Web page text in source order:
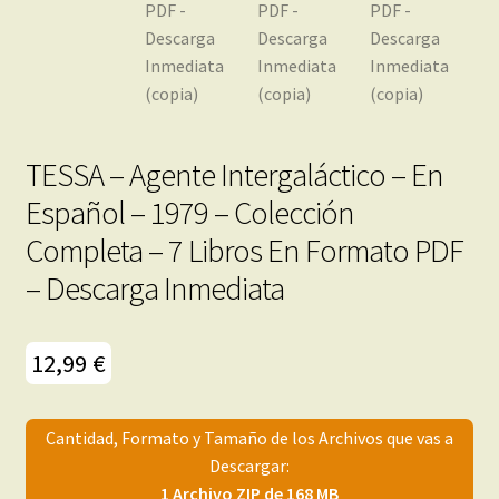
TESSA – Agente Intergaláctico – En
Español – 1979 – Colección
Completa – 7 Libros En Formato PDF
– Descarga Inmediata
12,99 €
Cantidad, Formato y Tamaño de los Archivos que vas a
Descargar:
1 Archivo ZIP de 168 MB